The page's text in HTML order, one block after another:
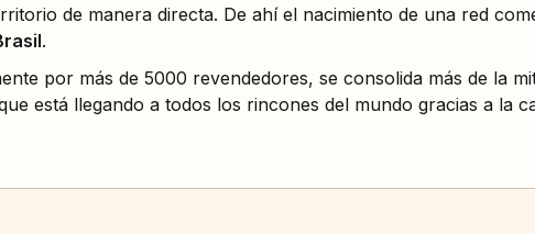
de manera directa. De ahí el nacimiento de una red
.
por más de 5000 revendedores, se consolida más de la
está llegando a todos los rincones del mundo gracias a la